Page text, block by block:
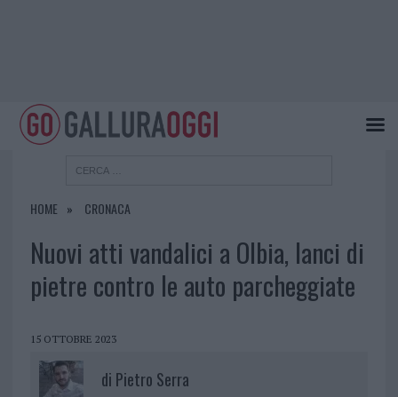
HOME CRONACA
Nuovi atti vandalici a Olbia, lanci di
pietre contro le auto parcheggiate
15 OTTOBRE 2023
di Pietro Serra